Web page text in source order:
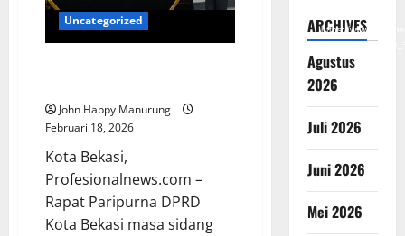
Uncategorized
John Happy Manurung
Februari 18, 2026
Kota Bekasi,
Profesionalnews.com –
Rapat Paripurna DPRD
Kota Bekasi masa sidang
https://
ARCHIVES
Agustus
2026
Juli 2026
Juni 2026
Mei 2026